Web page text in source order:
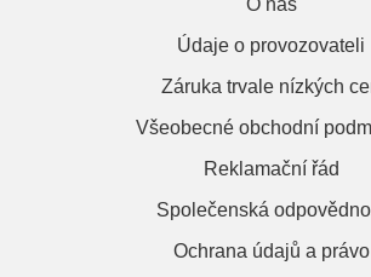
Údaje o provozovateli
Záruka trvale nízkých
Všeobecné obchodní
Reklamační řád
Společenská
Ochrana údajů a právo